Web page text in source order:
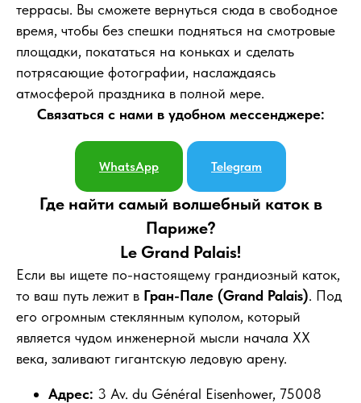
террасы. Вы сможете вернуться сюда в свободное
время, чтобы без спешки подняться на смотровые
площадки, покататься на коньках и сделать
потрясающие фотографии, наслаждаясь
атмосферой праздника в полной мере.
Связаться с нами в удобном мессенджере:
WhatsApp Telegram
Где найти самый волшебный каток в
Париже?
Le Grand Palais!
Если вы ищете по-настоящему грандиозный каток,
то ваш путь лежит в Гран-Пале (Grand Palais). Под
его огромным стеклянным куполом, который
является чудом инженерной мысли начала XX
века, заливают гигантскую ледовую арену.
Адрес: 3 Av. du Général Eisenhower, 75008